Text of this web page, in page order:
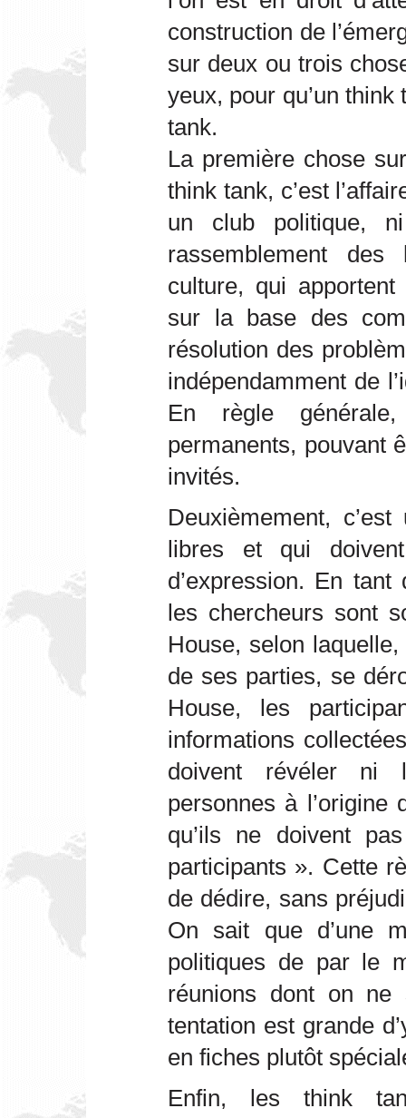
construction de
sur deux ou trois
yeux, pour qu’un
tank.
La première chose
think tank, c’est
un club politique,
rassemblement
culture, qui
sur la base des
résolution des
indépendamment de
En règle
permanents, pouvant
invités.
Deuxièmement,
libres et qui
d’expression. En
les chercheurs sont
House, selon
de ses parties, se
House, les
informations
doivent révéler ni
personnes à l’origine
qu’ils ne doivent
participants ». Cette
de dédire, sans
On sait que d’une
politiques de par le
réunions dont on
tentation est grande
en fiches plutôt
Enfin, les think